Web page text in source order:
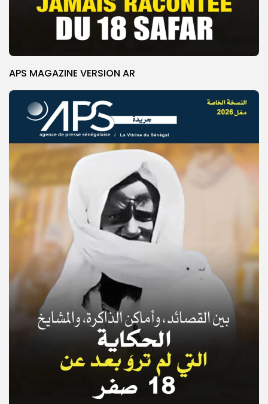
© Copyright 2025, APS
APS MAGAZINE VERSION AR